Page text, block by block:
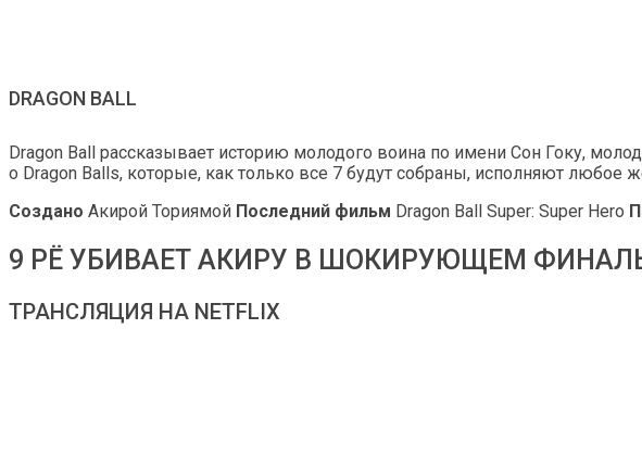
DRAGON BALL
Dragon Ball рассказывает историю молодого воина по имени Сон Гоку,
о Dragon Balls, которые, как только все 7 будут собраны, исполняют любое
Создано Акирой Ториямой Последний фильм Dragon Ball Super: Super Hero
9 РЁ УБИВАЕТ АКИРУ В ШОКИРУЮЩЕМ
ТРАНСЛЯЦИЯ НА NETFLIX